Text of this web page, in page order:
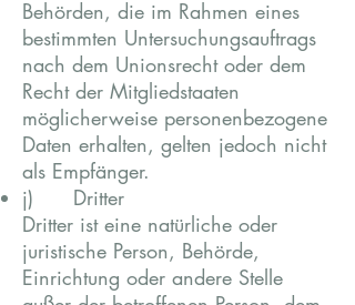
Behörden, die im Rahmen eines
bestimmten Untersuchungsauftrags
nach dem Unionsrecht oder dem
Recht der Mitgliedstaaten
möglicherweise personenbezogene
Daten erhalten, gelten jedoch nicht
als Empfänger.
j) Dritter
Dritter ist eine natürliche oder
juristische Person, Behörde,
Einrichtung oder andere Stelle